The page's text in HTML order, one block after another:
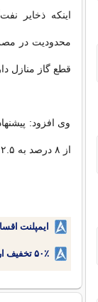
اینکه ذخایر
محدودیت در
قطع گاز منازل
وی افزود:
از ۸ درصد به ۲.۵ درصد کاهش یابد.
ایمپلنت
۵۰٪ تخفیف ارتودنسی دندان اقساطی بدون نیاز به چک یا سفته!